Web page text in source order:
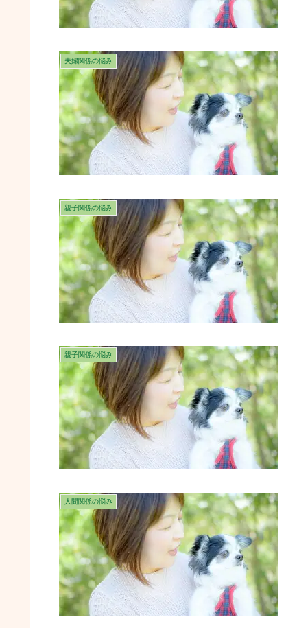
夫婦関係の悩み
親子関係の悩み
親子関係の悩み
人間関係の悩み